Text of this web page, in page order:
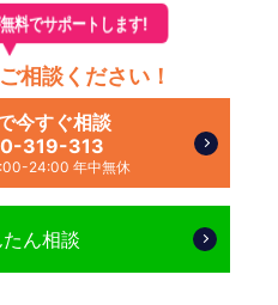
料でサポートします!
相談ください！
今すぐ相談
319-313
24:00 年中無休
ん相談